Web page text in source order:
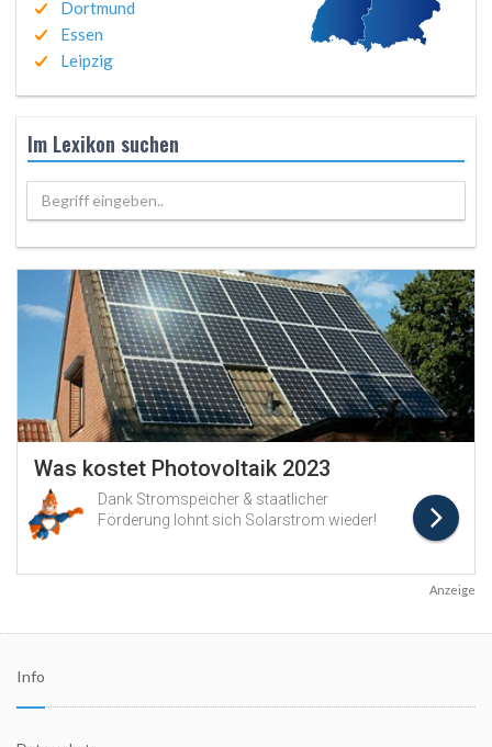
Dortmund
Essen
Leipzig
Im Lexikon suchen
Begriff eingeben..
Anzeige
Info